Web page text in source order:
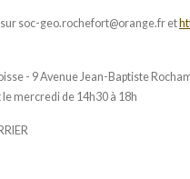
soc-geo.rochefort@orange.fr et
- 9 Avenue Jean-Baptiste
mercredi de 14h30 à 18h